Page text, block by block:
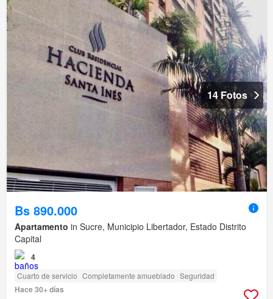
14 Fotos
Bs 890.000
Apartamento in Sucre, Municipio Libertador, Estado Distrito
Capital
4
Cuarto de servicio Completamente amueblado Seguridad
Hace 30+ días